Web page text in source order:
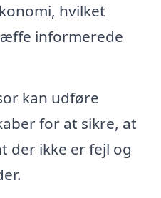
hvilket
informerede
kan udføre
for at sikre, at
der ikke er fejl og